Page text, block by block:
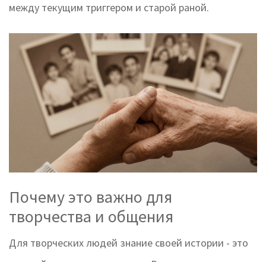
между текущим триггером и старой раной.
Почему это важно для
творчества и общения
Для творческих людей знание своей истории - это